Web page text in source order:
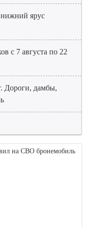
ярус
с 7 августа по 22
Дороги, дамбы,